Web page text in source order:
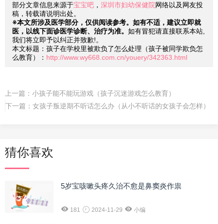
部分文章信息来源于宝宝吧 ， 深圳市妇幼保健院网络以及网友投
稿，转载请说明出处。
※本文所涉及医学部分，仅供阅读参考。如有不适，建议立即就
医，以线下面诊医学诊断、治疗为准。 如有冒犯请直接联系本站,
我们将立即予以纠正并致歉!。
本文标题：孩子在学校里被欺负了怎么处理（孩子被同学欺负怎
么教育）： http://www.wy668.com.cn/youery/342363.html
上一篇： 小孩子能不能玩游戏（孩子沉迷游戏怎么教育）
下一篇： 女孩子叛逆期不听话怎么办（从小不听话的女孩子会怎样）
猜你喜欢
5岁宝咳嗽头疼久治不愈是鼻窦炎作祟
181 2024-11-29 小编